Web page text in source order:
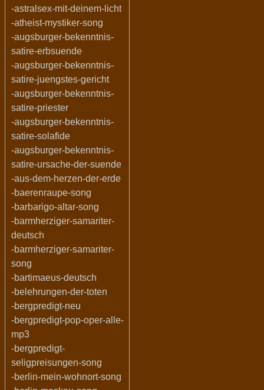
-astralsex-mit-deinem-licht
-atheist-mystiker-song
-augsburger-bekenntnis-
satire-erbsuende
-augsburger-bekenntnis-
satire-juengstes-gericht
-augsburger-bekenntnis-
satire-priester
-augsburger-bekenntnis-
satire-solafide
-augsburger-bekenntnis-
satire-ursache-der-suende
-aus-dem-herzen-der-erde
-baerenraupe-song
-barbarigo-altar-song
-barmherziger-samariter-
deutsch
-barmherziger-samariter-
song
-bartimaeus-deutsch
-belehrungen-der-toten
-bergpredigt-neu
-bergpredigt-pop-oper-alle-
mp3
-bergpredigt-
seligpreisungen-song
-berlin-mein-wohnort-song